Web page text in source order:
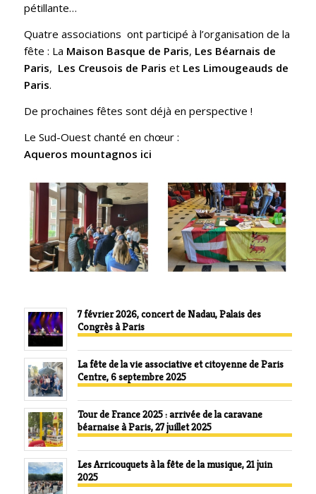
pétillante…
Quatre associations ont participé à l’organisation de la
fête : La Maison Basque de Paris, Les Béarnais de
Paris, Les Creusois de Paris et Les Limougeauds de
Paris.
De prochaines fêtes sont déjà en perspective !
Le Sud-Ouest chanté en chœur :
Aqueros mountagnos ici
7 février 2026, concert de Nadau, Palais des
Congrès à Paris
La fête de la vie associative et citoyenne de Paris
Centre, 6 septembre 2025
Tour de France 2025 : arrivée de la caravane
béarnaise à Paris, 27 juillet 2025
Les Arricouquets à la fête de la musique, 21 juin
2025